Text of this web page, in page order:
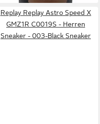
Replay Replay Astro Speed X
GMZ1R C0019S - Herren
Sneaker - 003-Black Sneaker